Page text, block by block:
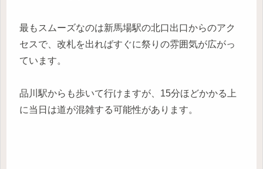
最もスムーズなのは新馬場駅の北口出口からのアク
セスで、改札を出ればすぐに祭りの雰囲気が広がっ
ています。
品川駅からも歩いて行けますが、15分ほどかかる上
に当日は道が混雑する可能性があります。